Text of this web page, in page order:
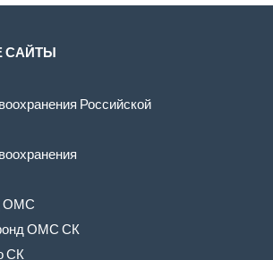
САЙТЫ
Российской
ОМС
ОМС СК
СК